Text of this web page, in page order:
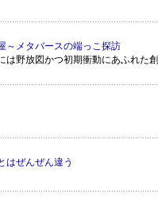
～メタバースの端っこ探訪
は野放図かつ初期衝動にあふれた創
はぜんぜん違う